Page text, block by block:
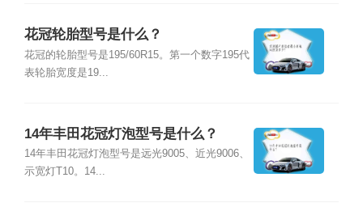
花冠轮胎型号是什么？
花冠的轮胎型号是195/60R15。第一个数字195代
表轮胎宽度是19...
14年丰田花冠灯泡型号是什么？
14年丰田花冠灯泡型号是远光9005、近光9006、
示宽灯T10。14...